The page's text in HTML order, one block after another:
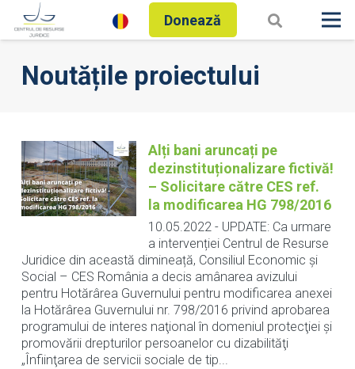
Donează
Noutățile proiectului
Alți bani aruncați pe
dezinstituționalizare fictivă!
– Solicitare către CES ref.
la modificarea HG 798/2016
10.05.2022 - UPDATE: Ca urmare
a intervenției Centrul de Resurse
Juridice din această dimineață, Consiliul Economic și
Social – CES România a decis amânarea avizului
pentru Hotărârea Guvernului pentru modificarea anexei
la Hotărârea Guvernului nr. 798/2016 privind aprobarea
programului de interes naţional în domeniul protecţiei şi
promovării drepturilor persoanelor cu dizabilităţi
„Înfiinţarea de servicii sociale de tip...